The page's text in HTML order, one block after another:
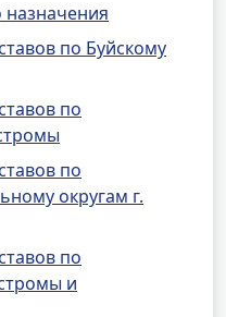
назначения
по Буйскому
по
по
округам г.
по
и